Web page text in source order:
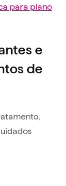
para plano
e
de